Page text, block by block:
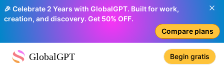
🎉 Celebrate 2 Years with GlobalGPT. Built for work,
creation, and discovery. Get 50% OFF.
Compare plans
GlobalGPT Begin gratis